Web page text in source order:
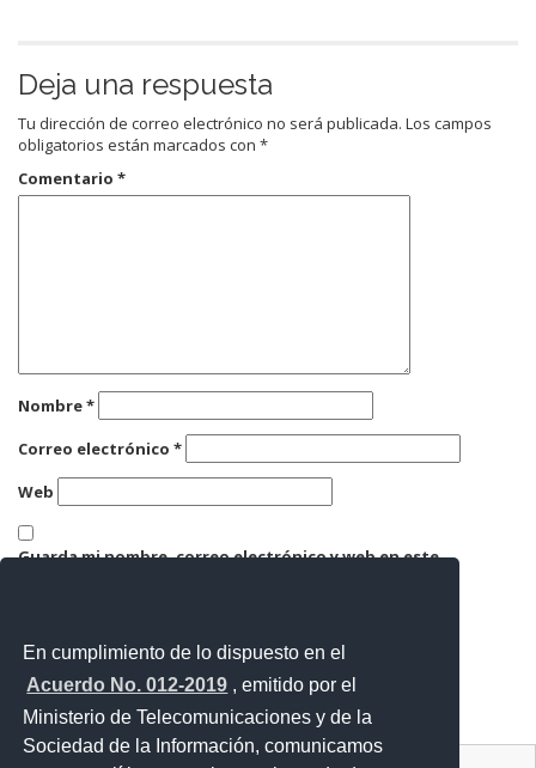
En cumplimiento de lo dispuesto en el
Acuerdo No. 012-2019 , emitido por el
Ministerio de Telecomunicaciones y de la
Sociedad de la Información, comunicamos
Deja una respuesta
Tu dirección de correo electrónico no será publicada. Los campos
obligatorios están marcados con *
Comentario *
Nombre*
Correo electrónico *
Web
Guarda mi nombre, correo electrónico y web en este